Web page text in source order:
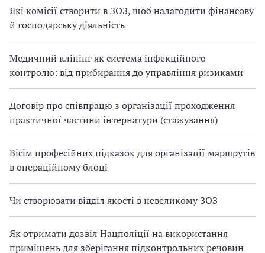
Які комісії створити в ЗОЗ, щоб налагодити фінансову
й господарську діяльність
Медичний клінінг як система інфекційного
контролю: від прибирання до управління ризиками
Договір про співпрацю з організації проходження
практичної частини інтернатури (стажування)
Вісім професійних підказок для організації маршрутів
в операційному блоці
Чи створювати відділ якості в невеликому ЗОЗ
Як отримати дозвіл Нацполіції на використання
приміщень для зберігання підконтрольних речовин